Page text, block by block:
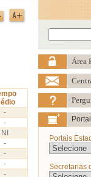
Área
Portais
Secretarias
-
-
NI
-
-
-
-